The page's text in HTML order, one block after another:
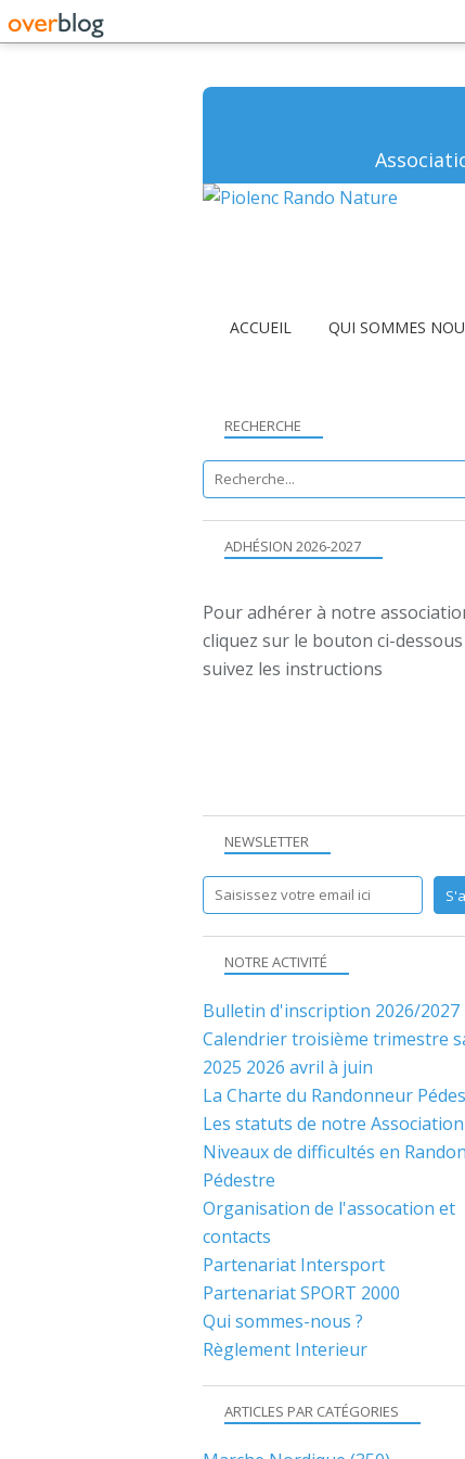
ACCUEIL QUI SOMMES
NEWSLETTER
RECHERCHE
NOTRE ACTIVITÉ
Bulletin d'inscription 2026/2027
Calendrier troisième trimestre
2025 2026 avril à juin
La Charte du Randonneur
Les statuts de notre Association
Niveaux de difficultés en
Pédestre
Organisation de l'assocation et
contacts
Partenariat Intersport
Partenariat SPORT 2000
Qui sommes-nous ?
Règlement Interieur
ARTICLES PAR CATÉGORIES
ADHÉSION 2026-2027
Pour adhérer à notre
cliquez sur le bouton ci-
suivez les instructions